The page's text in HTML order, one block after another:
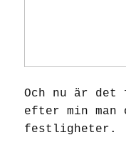
Och nu är det
efter min man
festligheter.